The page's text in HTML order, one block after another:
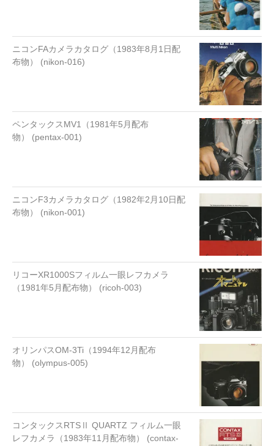
ニコンFAカメラカタログ（1983年8月1日配
布物） (nikon-016)
ペンタックスMV1（1981年5月配布
物） (pentax-001)
ニコンF3カメラカタログ（1982年2月10日配
布物） (nikon-001)
リコーXR1000Sフィルム一眼レフカメラ
（1981年5月配布物） (ricoh-003)
オリンパスOM-3Ti（1994年12月配布
物） (olympus-005)
コンタックスRTSⅡ QUARTZ フィルム一眼
レフカメラ（1983年11月配布物） (contax-